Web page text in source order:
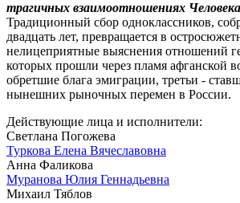
трагичных взаимоотношениях
Традиционный сбор одноклассников,
двадцать лет, превращается в
нелицеприятные выяснения отношений
которых прошли через пламя афганской
обретшие блага эмиграции, третьи -
нынешних рыночных перемен в России.
Действующие лица и исполнители:
Светлана Погожева
Туркова Елена Вячеславовна
Анна Фаликова
Муранова Юлия Геннадьевна
Михаил Тяблов